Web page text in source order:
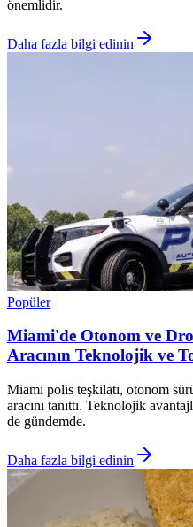
önemlidir.
Daha fazla bilgi edinin
Popüler
Miami'de Otonom ve
Aracının Teknolojik ve
Miami polis teşkilatı, otonom
aracını tanıttı. Teknolojik
de gündemde.
Daha fazla bilgi edinin